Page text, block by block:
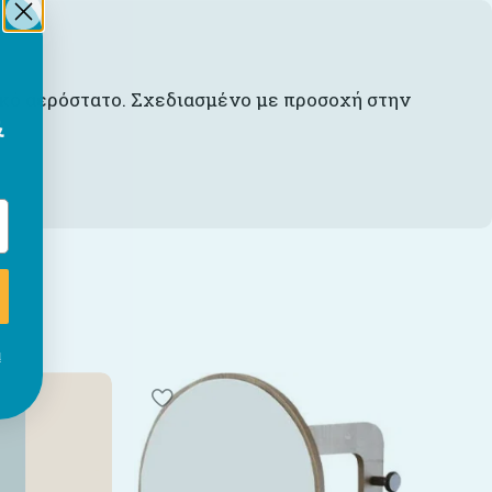
αερόστατο. Σχεδιασμένο με προσοχή στην